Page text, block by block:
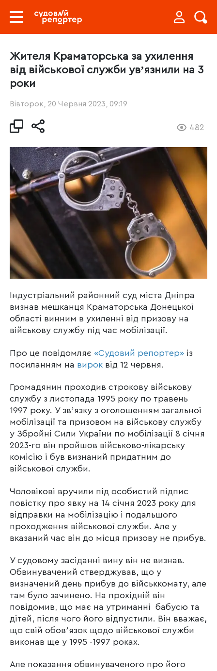
Жителя Краматорська за ухилення
від військової служби увʼязнили на 3
роки
Вівторок, 20 Червня 2023, 09:19
482
Індустріальний районний суд міста Дніпра
визнав мешканця Краматорська Донецької
області винним в ухиленні від призову на
військову службу під час мобілізації.
Про це повідомляє «Судовий репортер» із
посиланням на вирок від 12 червня.
Громадянин проходив строкову військову
службу з листопада 1995 року по травень
1997 року. У звʼязку з оголошенням загальної
мобілізації та призовом на військову службу
у Збройні Сили України по мобілізації 8 січня
2023-го він пройшов військово-лікарську
комісію і був визнаний придатним до
військової служби.
Чоловікові вручили під особистий підпис
повістку про явку на 14 січня 2023 року для
відправки на мобілізацію і подальшого
проходження військової служби. Але у
вказаний час він до місця призову не прибув.
У судовому засіданні вину він не визнав.
Обвинувачений стверджував, що у
визначений день прибув до військкомату, але
там було зачинено. На прохідній він
повідомив, що має на утриманні бабусю та
дітей, після чого його відпустили. Він вважає,
що свій обовʼязок щодо військової служби
виконав ще у 1995 -1997 роках.
Але показання обвинуваченого про його